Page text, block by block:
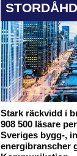
STORDÅHD
Stark räckvidd i
908 500 läsare
Sveriges bygg-,
energibranscher